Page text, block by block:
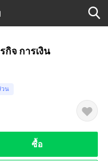
กิจ การเงิน
วน
ซื้อ